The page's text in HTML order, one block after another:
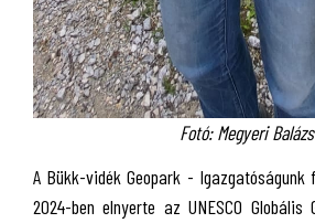
Fotó: Megyeri Balázs
A Bükk-vidék Geopark -
2024-ben elnyerte az UNESCO